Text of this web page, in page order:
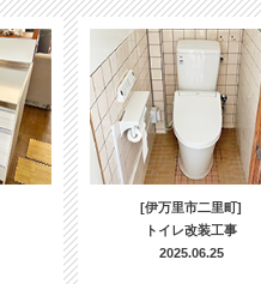
[伊万里市二里町]
トイレ改装工事
2025.06.25